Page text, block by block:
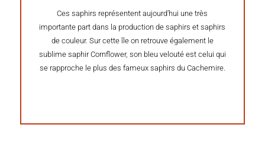
Ces saphirs représentent aujourd’hui une très
importante part dans la production de saphirs et saphirs
de couleur. Sur cette île on retrouve également le
sublime saphir Cornflower, son bleu velouté est celui qui
se rapproche le plus des fameux saphirs du Cachemire.